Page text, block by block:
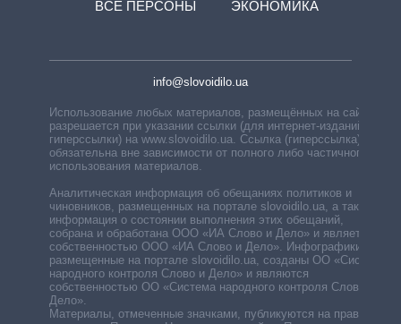
ВСЕ ПЕРСОНЫ
ЭКОНОМИКА
info@slovoidilo.ua
Использование любых материалов, размещённых на сайте,
разрешается при указании ссылки (для интернет-изданий —
гиперссылки) на www.slovoidilo.ua. Ссылка (гиперссылка)
обязательна вне зависимости от полного либо частичного
использования материалов.
Аналитическая информация об обещаниях политиков и
чиновников, размещенных на портале slovoidilo.ua, а также
информация о состоянии выполнения этих обещаний,
собрана и обработана ООО «ИА Слово и Дело» и является
собственностью ООО «ИА Слово и Дело». Инфографики,
размещенные на портале slovoidilo.ua, созданы ОО «Система
народного контроля Слово и Дело» и являются
собственностью ОО «Система народного контроля Слово и
Дело».
Материалы, отмеченные значками, публикуются на правах